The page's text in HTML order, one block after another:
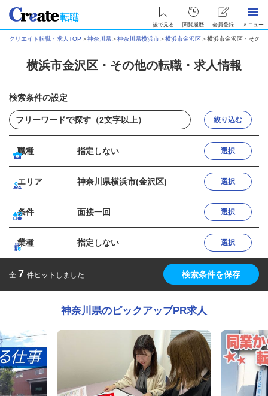
後で見る 閲覧履歴 会員登録 メニュー
クリエイト転職・求人TOP ＞神奈川県＞神奈川県横浜市＞横浜市金沢区＞横浜市金沢区・その
横浜市金沢区・その他の転職・求人情報
検索条件の設定
絞り込む
職種 指定しない 選択
エリア 神奈川県横浜市(金沢区) 選択
条件 面接一回 選択
業種 指定しない 選択
全 7 件ヒットしました 検索条件を保存
神奈川県のピックアップPR求人